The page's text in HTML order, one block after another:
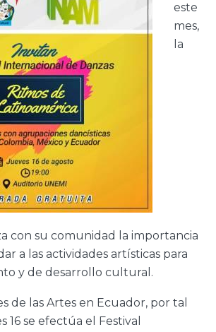
este
mes,
la
con su comunidad la importancia
a las actividades artísticas para
y de desarrollo cultural.
de las Artes en Ecuador, por tal
16 se efectúa el Festival